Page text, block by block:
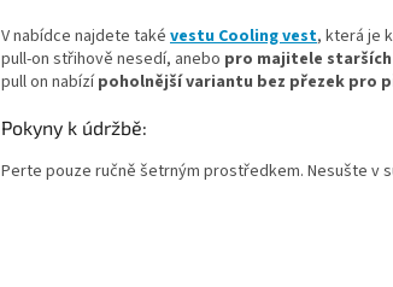
V nabídce najdete také vestu Cooling vest, která je
pull-on střihově nesedí, anebo pro majitele
pull on nabízí poholnější variantu bez přezek pro
Pokyny k údržbě:
Perte pouze ručně šetrným prostředkem. Nesušte v